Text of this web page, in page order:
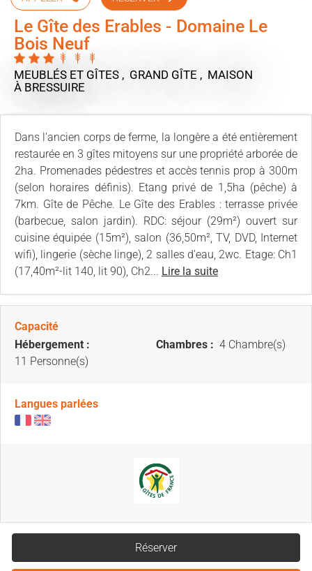
Le Gîte des Erables - Domaine Le
Bois Neuf
MEUBLÉS ET GÎTES , GRAND GÎTE , MAISON
À BRESSUIRE
Dans l'ancien corps de ferme, la longère a été entièrement
restaurée en 3 gîtes mitoyens sur une propriété arborée de
2ha. Promenades pédestres et accès tennis prop à 300m
(selon horaires définis). Etang privé de 1,5ha (pêche) à
7km. Gîte de Pêche. Le Gîte des Erables : terrasse privée
(barbecue, salon jardin). RDC: séjour (29m²) ouvert sur
cuisine équipée (15m²), salon (36,50m², TV, DVD, Internet
wifi), lingerie (sèche linge), 2 salles d'eau, 2wc. Etage: Ch1
(17,40m²-lit 140, lit 90), Ch2... Lire la suite
Capacité
Hébergement :
11 Personne(s)
Chambres : 4 Chambre(s)
Langues parlées
Réserver